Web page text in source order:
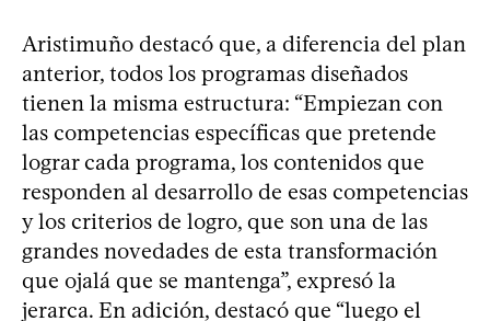
Aristimuño destacó que, a diferencia del plan
anterior, todos los programas diseñados
tienen la misma estructura: “Empiezan con
las competencias específicas que pretende
lograr cada programa, los contenidos que
responden al desarrollo de esas competencias
y los criterios de logro, que son una de las
grandes novedades de esta transformación
que ojalá que se mantenga”, expresó la
jerarca. En adición, destacó que “luego el